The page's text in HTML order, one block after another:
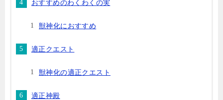
おすすめのわくわくの実
獣神化におすすめ
適正クエスト
獣神化の適正クエスト
適正神殿